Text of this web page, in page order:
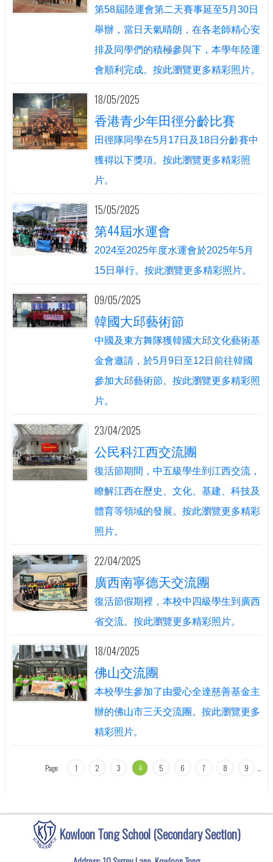
第58屆陸運會第二天賽事延至5月30日
舉辦，當日天氣晴朗，在各老師精心安
排及同學們的積極參與下，本學年陸運
會順利完成。按此瀏覽更多精彩照片。
18/05/2025
香港青少年田徑分齡比賽
田徑隊同學在5月17日及18日分齡賽中
獲得以下獎項。按此瀏覽更多精彩照
片。
15/05/2025
第44屆水運會
2024至2025年度水運會於2025年5月
15日舉行。按此瀏覽更多精彩照片。
09/05/2025
韓國大邱藝術節
中國及東方舞隊獲韓國大邱文化藝術基
金會邀請，於5月9日至12日前往韓國
參加大邱藝術節。按此瀏覽更多精彩照
片。
23/04/2025
公民科江西交流團
復活節期間，中五級學生到江西交流，
瞭解江西在歷史、文化、基建、科技及
體育等領域的發展。按此瀏覽更多精彩
照片。
22/04/2025
廣西南寧德天交流團
復活節假期裡，本校中四級學生到廣西
省交流。按此瀏覽更多精彩照片。
18/04/2025
佛山交流團
本校學生參加了由愛心全達慈善基金主
辦的佛山市三天交流團。按此瀏覽更多
精彩照片。
Page: 1 2 3 4 5 6 7 8 9 …
Kowloon Tong School (Secondary Section)